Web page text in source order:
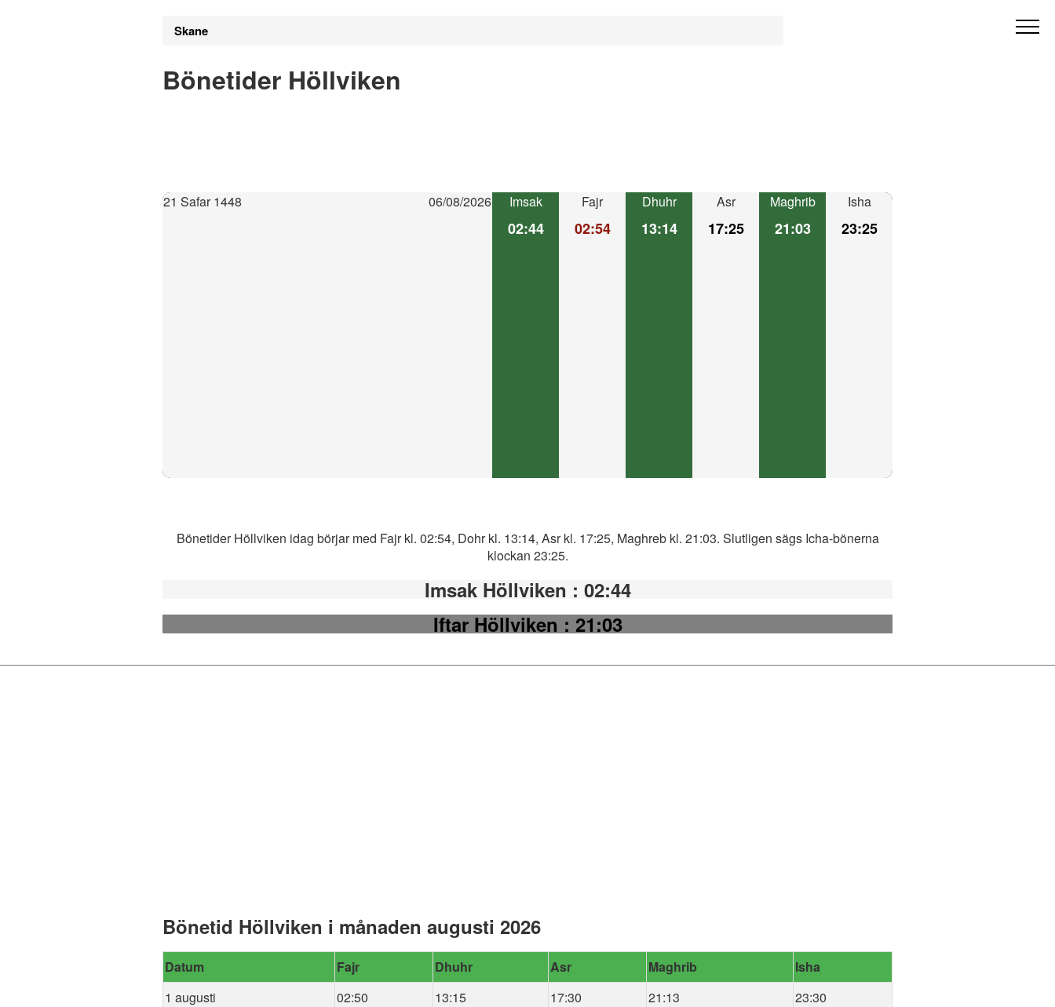
Skane
Bönetider Höllviken
21 Safar 1448 06/08/2026 Imsak
02:44
Fajr
02:54
Dhuhr
13:14
Asr
17:25
Maghrib
21:03
Isha
23:25
Bönetider Höllviken idag börjar med Fajr kl. 02:54, Dohr kl. 13:14, Asr kl. 17:25, Maghreb kl. 21:03. Slutligen sägs Icha-bönerna
klockan 23:25.
Imsak Höllviken : 02:44
Iftar Höllviken: 21:03
Bönetid Höllviken i månaden augusti 2026
Datum Fajr Dhuhr Asr Maghrib
Isha
1 augusti
02:50 13:15 17:30 21:13
23:30